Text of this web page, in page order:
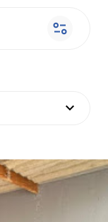
page_info
keyboard_arrow_down